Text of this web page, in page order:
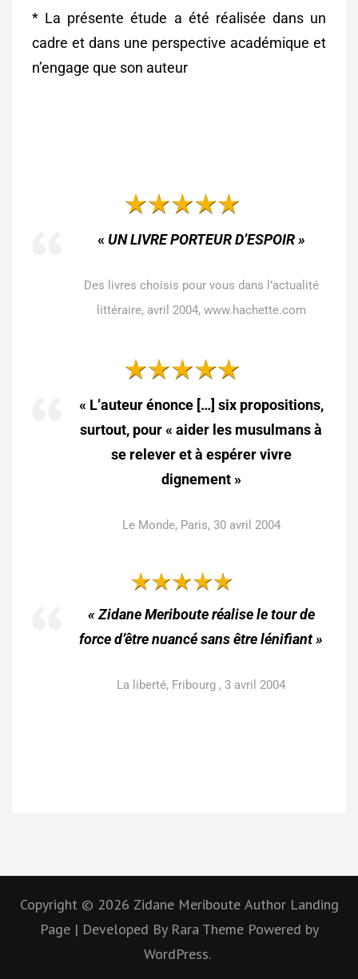
* La présente étude a été réalisée dans un
cadre et dans une perspective académique et
n’engage que son auteur
« UN LIVRE PORTEUR D’ESPOIR »
Des livres choisis pour vous dans l’actualité
littéraire, avril 2004, www.hachette.com
« L’auteur énonce […] six propositions,
surtout, pour « aider les musulmans à
se relever et à espérer vivre
dignement »
Le Monde, Paris, 30 avril 2004
« Zidane Meriboute réalise le tour de
force d’être nuancé sans être lénifiant »
La liberté, Fribourg , 3 avril 2004
Copyright © 2026 Zidane Meriboute Author Landing
Page | Developed By Rara Theme Powered by
WordPress.